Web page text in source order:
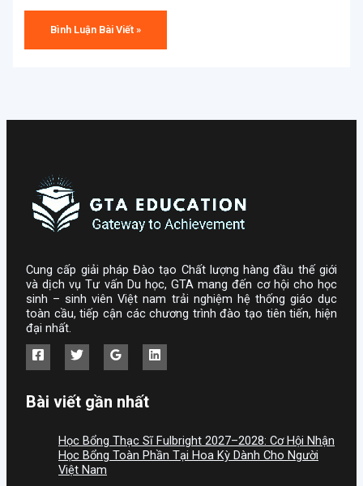
Cung cấp giải pháp Đào tạo Chất lượng hàng đầu thế giới
và dịch vụ Tư vấn Du học, GTA mang đến cơ hội cho học
sinh – sinh viên Việt nam trải nghiệm hệ thống giáo dục
toàn cầu, tiếp cận các chương trình đào tạo tiên tiến, hiện
đại nhất.
Bài viết gần nhất
Học Bổng Thạc Sĩ Fulbright 2027–2028: Cơ Hội Nhận
Học Bổng Toàn Phần Tại Hoa Kỳ Dành Cho Người
Việt Nam